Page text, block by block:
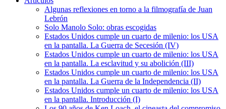
Algunas reflexiones en torno a la filmografía de Juan
Lebrón
Solo Manolo Solo: obras escogidas
Estados Unidos cumple un cuarto de milenio: los USA
en la pantalla. La Guerra de Secesión (IV)
Estados Unidos cumple un cuarto de milenio: los USA
en la pantalla. La esclavitud y su abolición (III)
Estados Unidos cumple un cuarto de milenio: los USA
en la pantalla. La Guerra de la Independencia (II)
Estados Unidos cumple un cuarto de milenio: los USA
en la pantalla. Introducción (I)